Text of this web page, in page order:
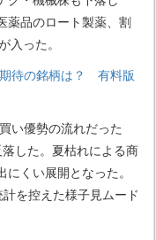
薬品のロート製薬、割
入った。
待の銘柄は？ 有料版
い優勢の流れだった
した。夏枯れによる商
くい展開となった。
を控えた様子見ムード